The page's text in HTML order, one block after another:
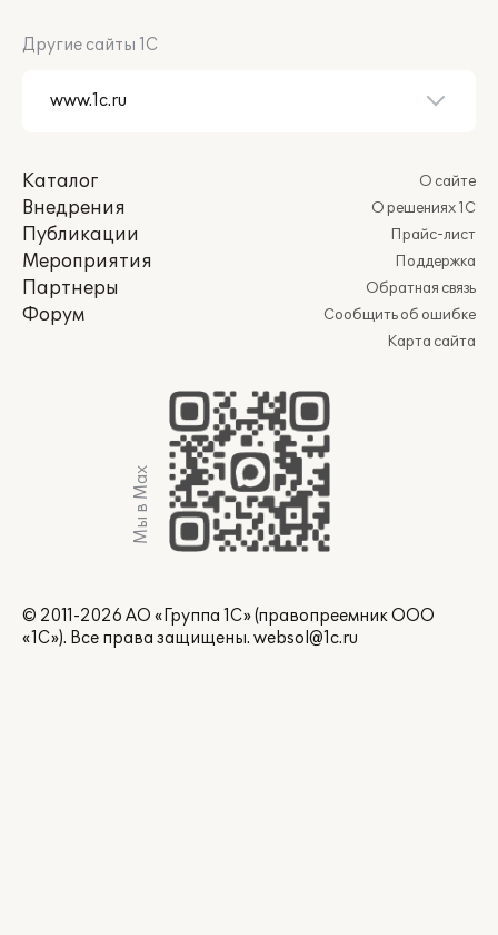
Другие сайты 1С
Каталог
Внедрения
Публикации
Мероприятия
Партнеры
Форум
О сайте
О решениях 1С
Прайс-лист
Поддержка
Обратная связь
Сообщить об ошибке
Карта сайта
Мы в Max
© 2011-2026 АО «Группа 1С» (правопреемник ООО
«1С»). Все права защищены. websol@1c.ru